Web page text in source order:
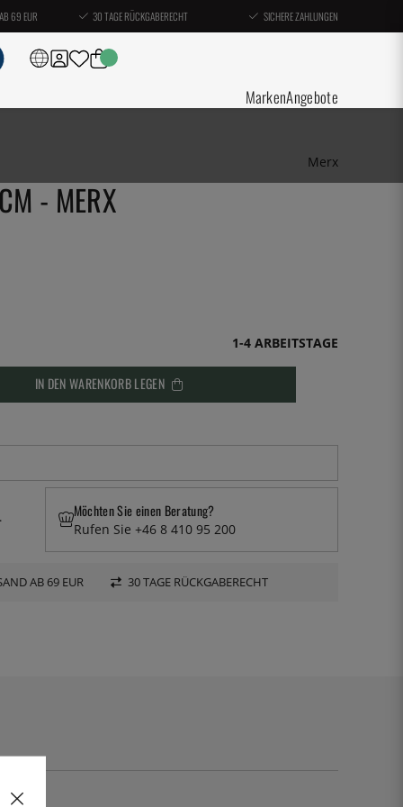
69 EUR 30 TAGE RÜCKGABERECHT SICHERE ZAHLUNGEN
MarkenAngebote
Merx
- MERX
1-4 ARBEITSTAGE
IN DEN WARENKORB LEGEN
Möchten Sie einen Beratung?
Rufen Sie +46 8 410 95 200
AB 69 EUR 30 TAGE RÜCKGABERECHT